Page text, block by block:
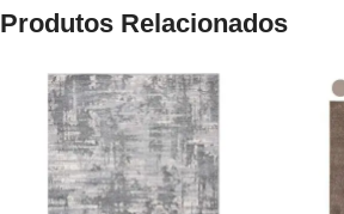
Produtos Relacionados